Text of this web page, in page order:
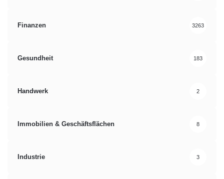
Finanzen 3263
Gesundheit 183
Handwerk 2
Immobilien & Geschäftsflächen 8
Industrie 3